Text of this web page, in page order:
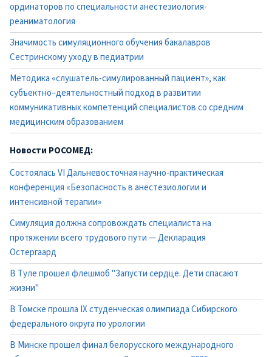
ординаторов по специальности анестезиология-
реаниматология
Значимость симуляционного обучения бакалавров
Сестринскому уходу в педиатрии
Методика «слушатель-симулированный пациент», как
субъектно–деятельностный подход в развитии
коммуникативных компетенций специалистов со средним
медицинским образованием
Новости РОСОМЕД:
Состоялась VI Дальневосточная научно-практическая
конференция «Безопасность в анестезиологии и
интенсивной терапии»
Симуляция должна сопровождать специалиста на
протяжении всего трудового пути — Декларация
Остергаард
В Туле прошел флешмоб "Запусти сердце. Дети спасают
жизни"
В Томске прошла IX студенческая олимпиада Сибирского
федерального округа по урологии
В Минске прошел финал белорусского международного